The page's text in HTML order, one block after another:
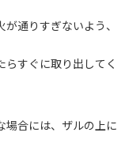
通りすぎないよう、
すぐに取り出してく
場合には、ザルの上に